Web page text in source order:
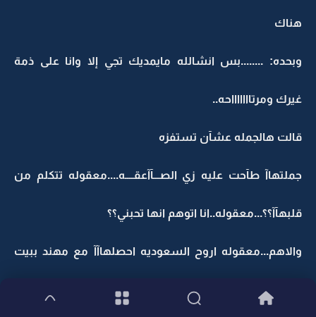
هناك
وبحده: ........بس انشالله مايمديك تجي إلا وانا على ذمة
غيرك ومرتاااااااحه..
قالت هالجمله عشآن تستفزه
جملتهاآ طآحت عليه زي الصـــآآعقــــه....معقوله تتكلم من
قلبهآآ؟؟...معقوله..انا اتوهم انها تحبني؟؟
والاهم...معقوله اروح السعوديه احصلهاآآ مع مهند ببيت